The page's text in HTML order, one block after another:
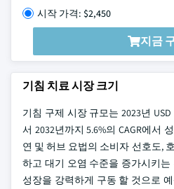
시작 가격: $2,450
지금
기침 치료 시장 크기
기침 구제 시장 규모는 2023년
서 2032년까지 5.6%의 CAGR에서
연 및 허브 요법의 소비자 선호도,
하고 대기 오염 수준을 증가시키
성장을 강력하게 구동 할 것으로